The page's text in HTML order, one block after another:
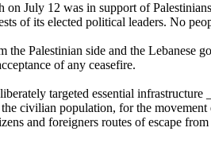
July 12 was in support of
of its elected political leaders. No
Palestinian side and the Lebanese
of any ceasefire.
targeted essential
civilian population, for the
and foreigners routes of escape